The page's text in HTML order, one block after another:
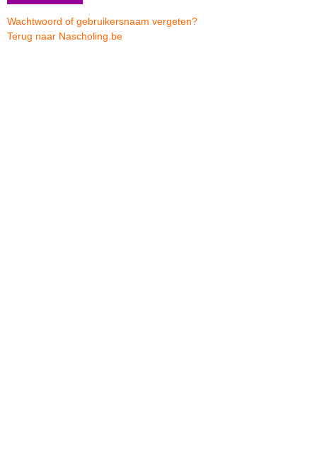
Wachtwoord of gebruikersnaam vergeten?
Terug naar Nascholing.be